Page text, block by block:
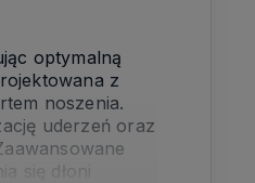
optymalną
z
noszenia.
uderzeń oraz
się dłoni